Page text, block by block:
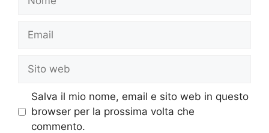
Email
Sito
web
Salva il mio nome, email e sito web in questo
browser per la prossima volta che
commento.